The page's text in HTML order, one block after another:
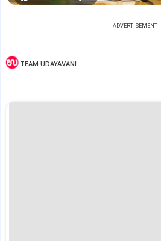
ADVERTISEMENT
TEAM UDAYAVANI